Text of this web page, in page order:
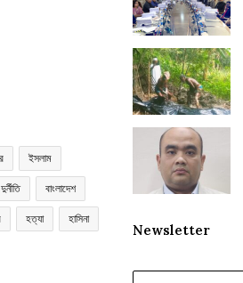
ইসলাম
দুর্নীতি বাংলাদেশ
হত্যা হাসিনা
Newsletter